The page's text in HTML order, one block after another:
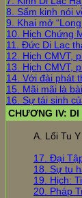
8. Sấm kinh nói
9. Khai mở
10. Hịch Chứng
11. Đức Di Lạc
12. Hịch CMVT,
13. Hịch CMVT,
14. Với đài phát
15. Mãi mãi là
16. Sự tái sinh
CHƯƠNG IV: DI
A. Lối Tu
17. Đại
18. Sự tu
19. Hịch:
20. Pháp